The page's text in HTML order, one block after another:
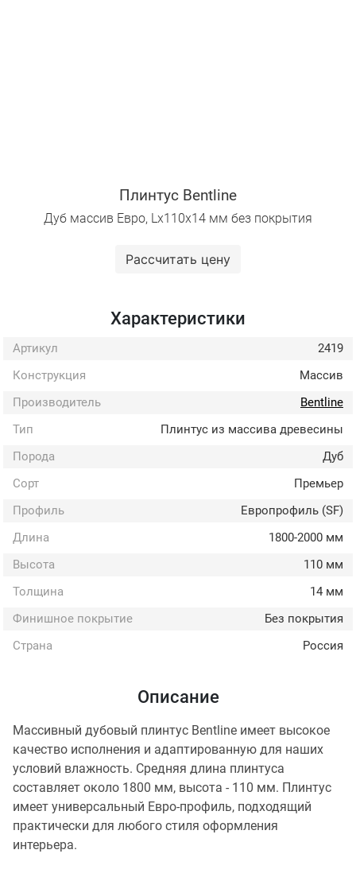
Плинтус Bentline
Дуб массив Евро, Lх110х14 мм без покрытия
Рассчитать цену
Характеристики
Артикул
2419
Конструкция
Массив
Производитель
Bentline
Тип
Плинтус из массива древесины
Порода
Дуб
Сорт
Премьер
Профиль
Европрофиль (SF)
Длина
1800-2000 мм
Высота
110 мм
Толщина
14 мм
Финишное покрытие
Без покрытия
Страна
Россия
Описание
Массивный дубовый плинтус Bentline имеет высокое
качество исполнения и адаптированную для наших
условий влажность. Средняя длина плинтуса
составляет около 1800 мм, высота - 110 мм. Плинтус
имеет универсальный Евро-профиль, подходящий
практически для любого стиля оформления
интерьера.